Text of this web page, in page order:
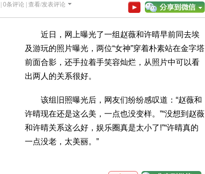
0条评论 | 查看/发表评论
近日，网上曝光了一组赵薇和许晴早前同去埃
及游玩的照片曝光，两位“女神”穿着朴素站在金字塔
前面合影，还手拉着手笑容灿烂，从照片中可以看
出两人的关系很好。
该组旧照曝光后，网友们纷纷感叹道：“赵薇和
许晴现在还是这么美，一点也没变样。”“没想到赵薇
和许晴关系这么好，娱乐圈真是太小了!”“许晴真的
一点没老，太美丽。”